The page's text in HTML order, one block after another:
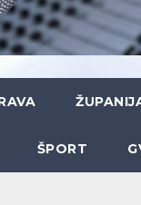
ŠPORT